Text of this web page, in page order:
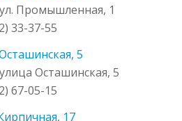
Промышленная, 1
33-37-55
5
Осташинская, 5
67-05-15
17